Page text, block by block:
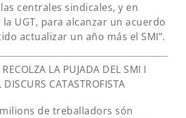
centrales sindicales, y en
UGT, para alcanzar un acuerdo
actualizar un año más el SMI”.
LA PUJADA DEL SMI I
CATASTROFISTA
milions de treballadors són